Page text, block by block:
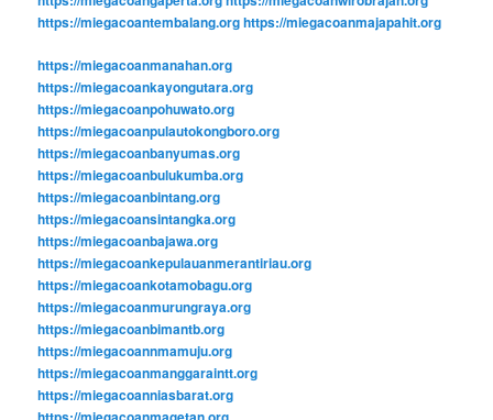
https://miegacoantembalang.orghttps://miegacoanmajapahit.org
https://miegacoanmanahan.org
https://miegacoankayongutara.org
https://miegacoanpohuwato.org
https://miegacoanpulautokongboro.org
https://miegacoanbanyumas.org
https://miegacoanbulukumba.org
https://miegacoanbintang.org
https://miegacoansintangka.org
https://miegacoanbajawa.org
https://miegacoankepulauanmerantiriau.org
https://miegacoankotamobagu.org
https://miegacoanmurungraya.org
https://miegacoanbimantb.org
https://miegacoannmamuju.org
https://miegacoanmanggaraintt.org
https://miegacoanniasbarat.org